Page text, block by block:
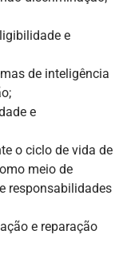
e
de inteligência
e
o ciclo de vida de
meio de
responsabilidades
e reparação